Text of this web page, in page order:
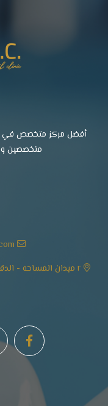
أفضل مركز متخصص في
متخصصين